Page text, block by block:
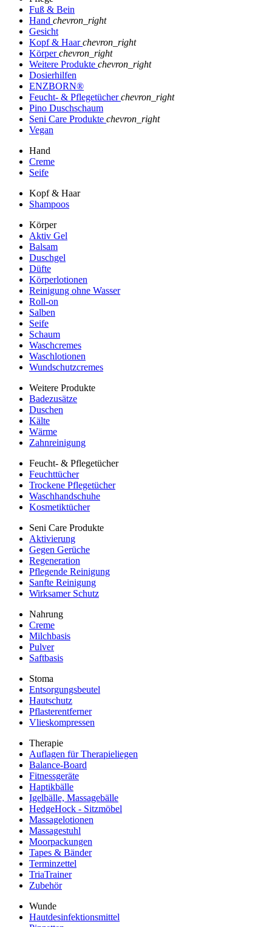
Fuß & Bein
Hand chevron_right
Gesicht
Kopf & Haarchevron_right
Körperchevron_right
Weitere Produkte chevron_right
Dosierhilfen
ENZBORN®
Feucht- & Pflegetücherchevron_right
Pino Duschschaum
Seni Care Produkte chevron_right
Vegan
Hand
Creme
Seife
Kopf & Haar
Shampoos
Körper
Aktiv Gel
Balsam
Duschgel
Düfte
Körperlotionen
Reinigung ohne Wasser
Roll-on
Salben
Seife
Schaum
Waschcremes
Waschlotionen
Wundschutzcremes
Weitere Produkte
Badezusätze
Duschen
Kälte
Wärme
Zahnreinigung
Feucht- & Pflegetücher
Feuchttücher
Trockene Pflegetücher
Waschhandschuhe
Kosmetiktücher
Seni Care Produkte
Aktivierung
Gegen Gerüche
Regeneration
Pflegende Reinigung
Sanfte Reinigung
Wirksamer Schutz
Nahrung
Creme
Milchbasis
Pulver
Saftbasis
Stoma
Entsorgungsbeutel
Hautschutz
Pflasterentferner
Vlieskompressen
Therapie
Auflagen für Therapieliegen
Balance-Board
Fitnessgeräte
Haptikbälle
Igelbälle, Massagebälle
HedgeHock - Sitzmöbel
Massagelotionen
Massagestuhl
Moorpackungen
Tapes & Bänder
Terminzettel
TriaTrainer
Zubehör
Wunde
Hautdesinfektionsmittel